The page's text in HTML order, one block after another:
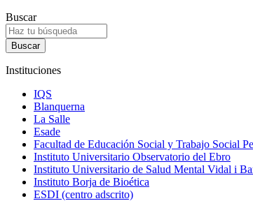
Buscar
Instituciones
IQS
Blanquerna
La Salle
Esade
Facultad de Educación Social y Trabajo Social
Instituto Universitario Observatorio del Ebro
Instituto Universitario de Salud Mental Vidal i
Instituto Borja de Bioética
ESDI (centro adscrito)